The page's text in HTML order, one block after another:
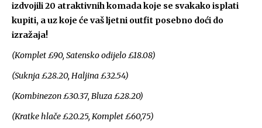
izdvojili 20 atraktivnih komada koje se svakako isplati
kupiti, a uz koje će vaš ljetni outfit posebno doći do
izražaja!
(Komplet £90, Satensko odijelo £18.08)
(Suknja £28.20, Haljina £32.54)
(Kombinezon £30.37, Bluza £28.20)
(Kratke hlače £20.25, Komplet £60,75)